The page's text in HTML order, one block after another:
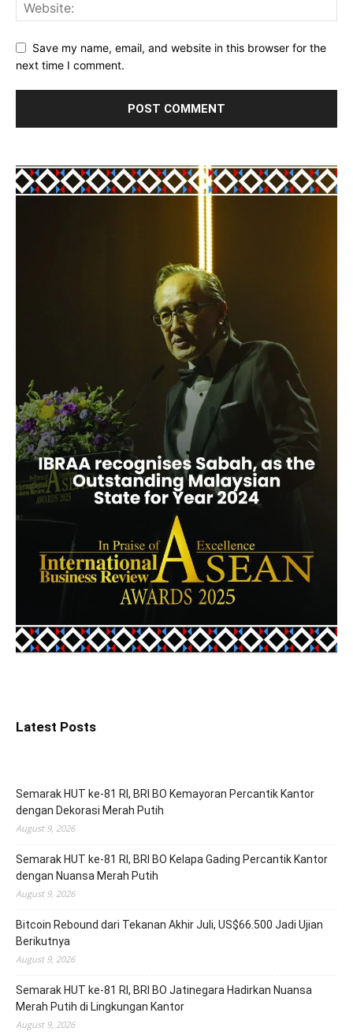
Save my name, email, and website in this browser for the
next time I comment.
Latest Posts
Semarak HUT ke-81 RI, BRI BO Kemayoran Percantik Kantor
dengan Dekorasi Merah Putih
August 9, 2026
Semarak HUT ke-81 RI, BRI BO Kelapa Gading Percantik Kantor
dengan Nuansa Merah Putih
August 9, 2026
Bitcoin Rebound dari Tekanan Akhir Juli, US$66.500 Jadi Ujian
Berikutnya
August 9, 2026
Semarak HUT ke-81 RI, BRI BO Jatinegara Hadirkan Nuansa
Merah Putih di Lingkungan Kantor
August 9, 2026